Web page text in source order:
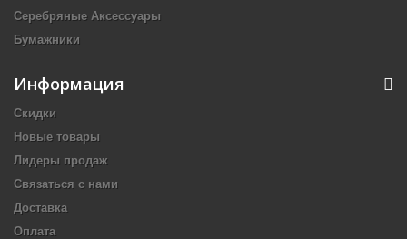
Серебряные Аксессуары
Бумажники
Информация
Скидки
Новые товары
Лидеры продаж
Связаться с нами
Доставка
Оплата